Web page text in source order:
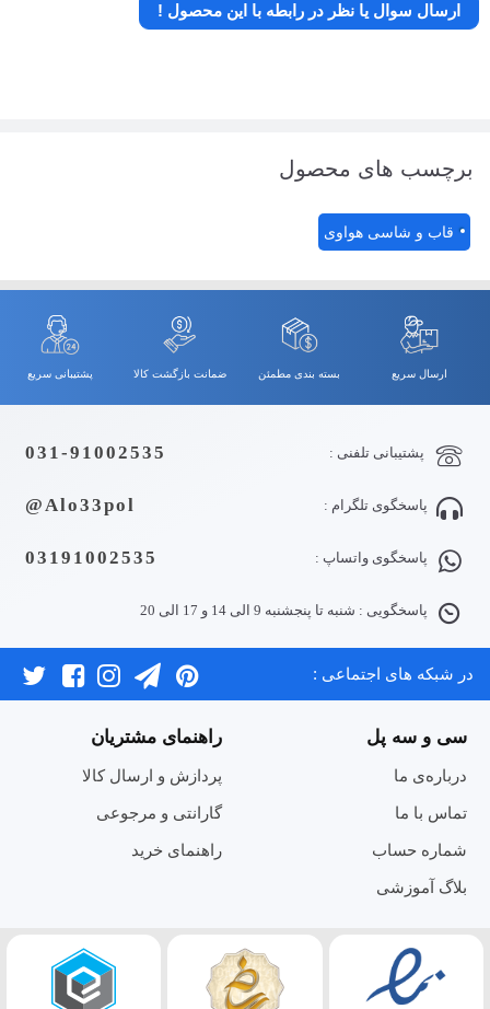
ارسال سوال یا نظر در رابطه با این محصول !
برچسب های محصول
قاب و شاسی هواوی
ارسال سریع بسته بندی مطمئن ضمانت بازگشت کالا پشتیبانی سریع
پشتیبانی تلفنی : 031-91002535
پاسخگوی تلگرام : Alo33pol@
پاسخگوی واتساپ : 03191002535
پاسخگویی : شنبه تا پنجشنبه 9 الی 14 و 17 الی 20
در شبکه های اجتماعی :
سی و سه پل
درباره‌ی ما
تماس با ما
شماره حساب
بلاگ آموزشی
راهنمای مشتریان
پردازش و ارسال کالا
گارانتی و مرجوعی
راهنمای خرید